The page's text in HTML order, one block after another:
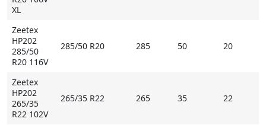
Более половины площади протектора занимают
плечевые блоки и сплошное продольное ребро в
центре. Эти элементы обладают высокой
устойчивостью к деформации, что дает о себе знать
в виде стабильного поведения при прямолинейном
движении и маневрировании.
XL
Zeetex
HP202
285/50
R20 116V
285/50 R20 285 50 20
Zeetex
HP202
265/35
R22 102V
265/35 R22 265 35 22